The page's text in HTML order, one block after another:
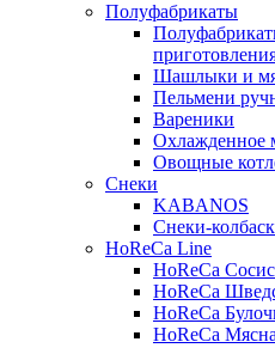
Полуфабрикаты
Шашлыки и
Пельмени
Вареники
Охлажденное
Овощные
Снеки
KABANOS
Снеки-
HoReCa Line
HoReCa
HoReCa
HoReCa
HoReCa